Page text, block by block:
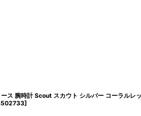
ス 腕時計 Scout スカウト シルバー コーラルレ
]